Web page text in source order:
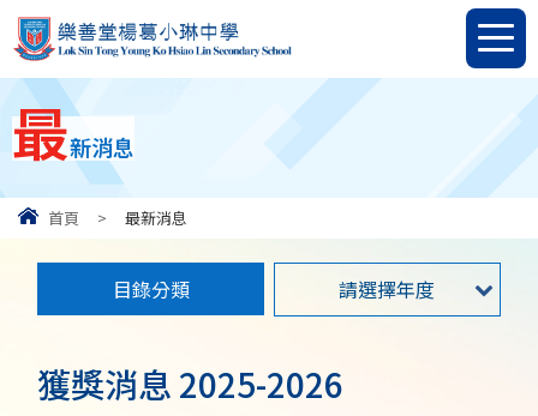
最新消息
首頁 > 最新消息
請選擇年度
目錄分類
獲獎消息 2025-2026